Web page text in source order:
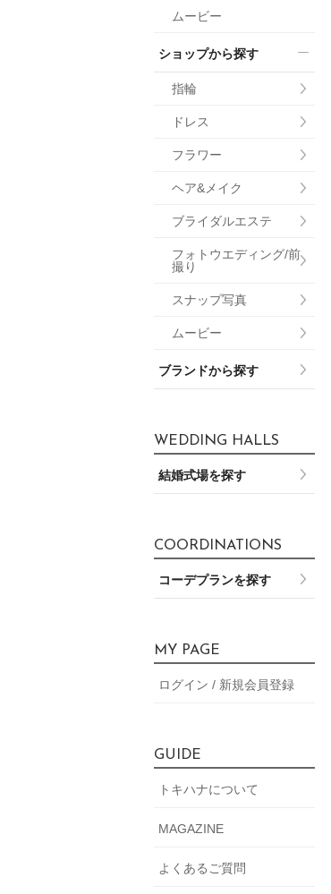
ムービー
ショップから探す
指輪
ドレス
フラワー
ヘア&メイク
ブライダルエステ
フォトウエディング/前
撮り
スナップ写真
ムービー
ブランドから探す
WEDDING HALLS
結婚式場を探す
COORDINATIONS
コーデプランを探す
MY PAGE
ログイン / 新規会員登録
GUIDE
トキハナについて
MAGAZINE
よくあるご質問